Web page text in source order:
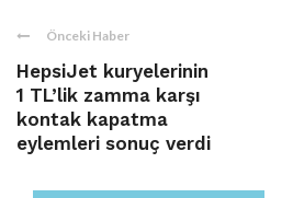
Önceki Haber
HepsiJet kuryelerinin
1 TL’lik zamma karşı
kontak kapatma
eylemleri sonuç verdi